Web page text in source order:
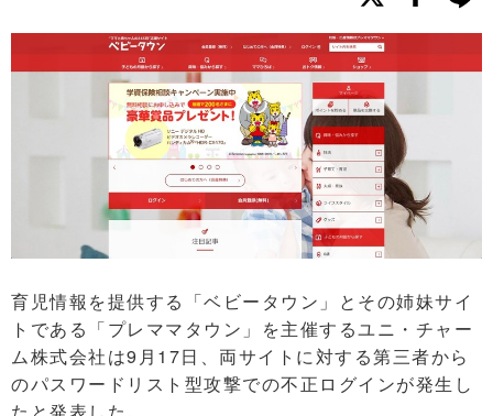
育児情報を提供する「ベビータウン」とその姉妹サイ
トである「プレママタウン」を主催するユニ・チャー
ム株式会社は9月17日、両サイトに対する第三者から
のパスワードリスト型攻撃での不正ログインが発生し
たと発表した。